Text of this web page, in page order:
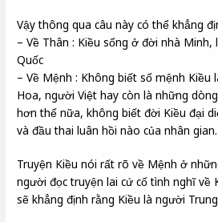
Vậy thông qua câu này có thể khẳng
– Về Thân : Kiều sống ở đời nhà Minh,
Quốc
– Về Mệnh : Không biết số mệnh Kiều
Hoa, người Việt hay còn là những
hơn thế nữa, không biết đời Kiều đại
và đầu thai luân hồi nào của nhân gian.
Truyện Kiều nói rất rõ về Mệnh ở
người đọc truyện lai cứ cố tình nghĩ về
sẽ khẳng định rằng Kiều là người